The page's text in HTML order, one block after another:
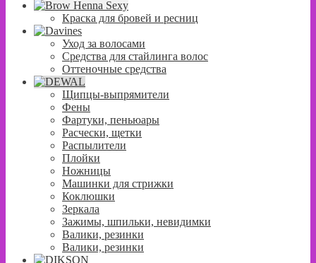
Краска для бровей и ресниц
Уход за волосами
Средства для стайлинга волос
Оттеночные средства
Щипцы-выпрямители
Фены
Фартуки, пеньюары
Расчески, щетки
Распылители
Плойки
Ножницы
Машинки для стрижки
Коклюшки
Зеркала
Зажимы, шпильки, невидимки
Валики, резинки
Валики, резинки